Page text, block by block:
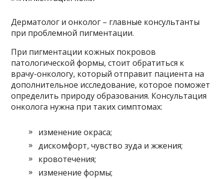
Дерматолог и онколог – главные консультанты
при проблемной пигментации.
При пигментации кожных покровов
патологической формы, стоит обратиться к
врачу-онкологу, который отправит пациента на
дополнительное исследование, которое поможет
определить природу образования. Консультация
онколога нужна при таких симптомах:
изменение окраса;
дискомфорт, чувство зуда и жжения;
кровотечения;
изменение формы;